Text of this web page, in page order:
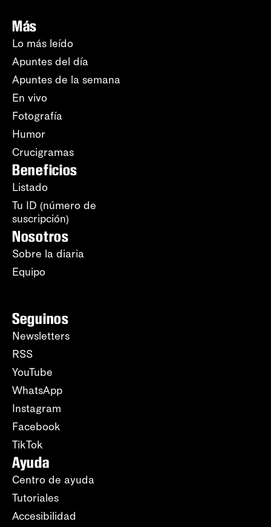
Más
Lo más leído
Apuntes del día
Apuntes de la semana
En vivo
Fotografía
Humor
Crucigramas
Beneficios
Listado
Tu ID (número de
suscripción)
Nosotros
Sobre la diaria
Equipo
Seguinos
Newsletters
RSS
YouTube
WhatsApp
Instagram
Facebook
TikTok
Ayuda
Centro de ayuda
Tutoriales
Accesibilidad